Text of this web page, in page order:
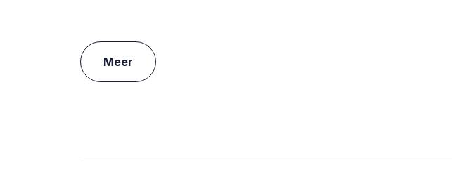
Meer